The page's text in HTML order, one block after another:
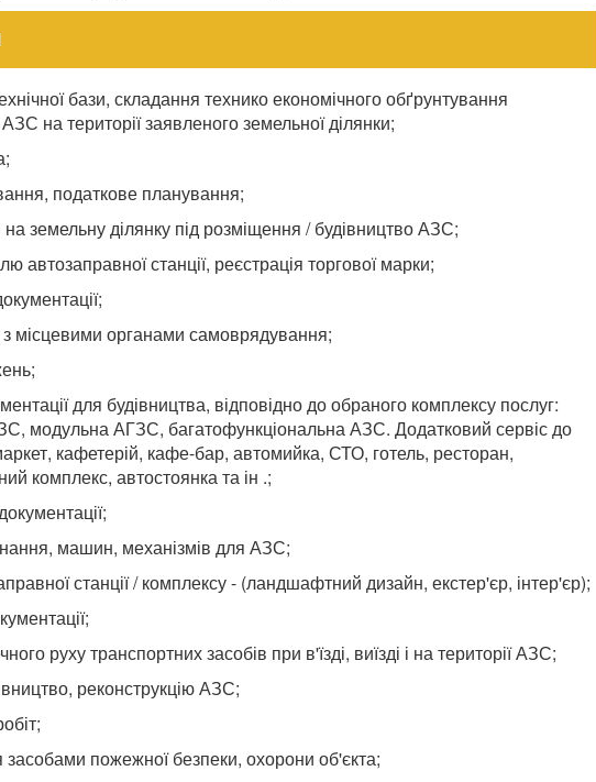
бази, складання технико економічного обґрунтування
на території заявленого земельної ділянки;
податкове планування;
земельну ділянку під розміщення / будівництво АЗС;
автозаправної станції, реєстрація торгової марки;
з місцевими органами самоврядування;
для будівництва, відповідно до обраного комплексу послуг:
модульна АГЗС, багатофункціональна АЗС. Додатковий сервіс до
кафетерій, кафе-бар, автомийка, СТО, готель, ресторан,
комплекс, автостоянка та ін .;
машин, механізмів для АЗС;
станції / комплексу - (ландшафтний дизайн, екстер'єр, інтер'єр);
руху транспортних засобів при в'їзді, виїзді і на території АЗС;
реконструкцію АЗС;
пожежної безпеки, охорони об'єкта;